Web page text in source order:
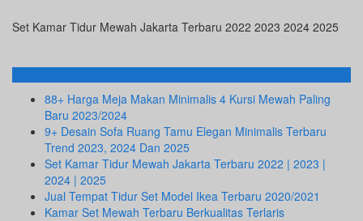
Set Kamar Tidur Mewah Jakarta Terbaru 2022 2023 2024 2025
Info Terbaru
88+ Harga Meja Makan Minimalis 4 Kursi Mewah Paling
Baru 2023/2024
9+ Desain Sofa Ruang Tamu Elegan Minimalis Terbaru
Trend 2023, 2024 Dan 2025
Set Kamar Tidur Mewah Jakarta Terbaru 2022 | 2023 |
2024 | 2025
Jual Tempat Tidur Set Model Ikea Terbaru 2020/2021
Kamar Set Mewah Terbaru Berkualitas Terlaris